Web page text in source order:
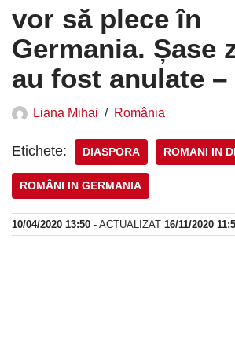
vor să plece în
Germania. Șase
au fost anulate –
Liana Mihai România
Etichete: DIASPORA ROMANI IN
ROMÂNI IN GERMANIA
10/04/2020 13:50 - ACTUALIZAT 16/11/2020